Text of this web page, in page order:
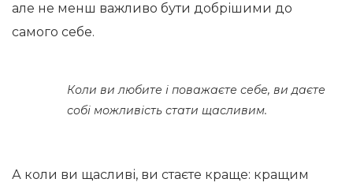
але не менш важливо бути добрішими до
самого себе.
Коли ви любите і поважаєте себе, ви даєте
собі можливість стати щасливим.
А коли ви щасливі, ви стаєте краще: кращим